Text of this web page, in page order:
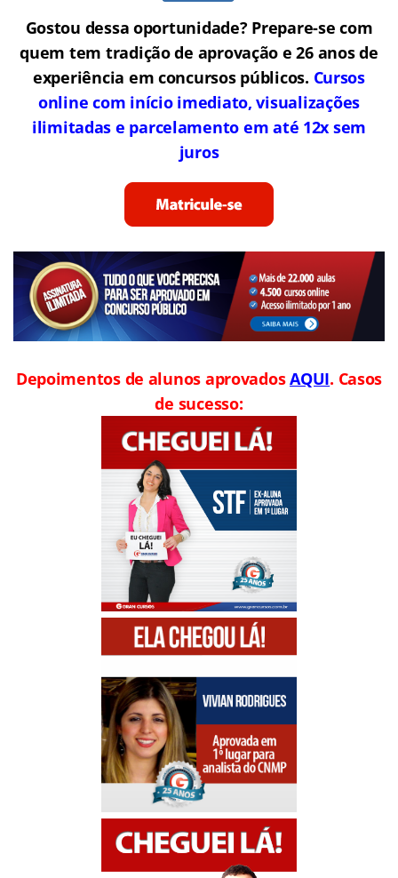
Gostou dessa oportunidade? Prepare-se com
quem tem tradição de aprovação e 26 anos de
experiência em concursos públicos. Cursos
online com início imediato, visualizações
ilimitadas e parcelamento em até 12x sem
juros
Depoimentos de alunos aprovadosAQUI. Casos
de sucesso: